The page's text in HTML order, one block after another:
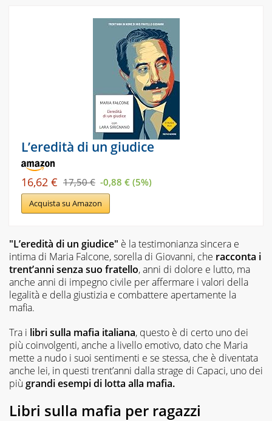
L’eredità di un giudice
16,62 € 17,50 € -0,88 € (5%)
Acquista su Amazon
"L’eredità di un giudice" è la testimonianza sincera e
intima di Maria Falcone, sorella di Giovanni, che racconta i
trent’anni senza suo fratello, anni di dolore e lutto, ma
anche anni di impegno civile per affermare i valori della
legalità e della giustizia e combattere apertamente la
mafia.
Tra i libri sulla mafia italiana, questo è di certo uno dei
più coinvolgenti, anche a livello emotivo, dato che Maria
mette a nudo i suoi sentimenti e se stessa, che è diventata
anche lei, in questi trent’anni dalla strage di Capaci, uno dei
più grandi esempi di lotta alla mafia.
Libri sulla mafia per ragazzi